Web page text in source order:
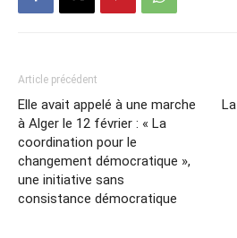
Article précédent
Elle avait appelé à une marche
à Alger le 12 février : « La
coordination pour le
changement démocratique »,
une initiative sans
consistance démocratique